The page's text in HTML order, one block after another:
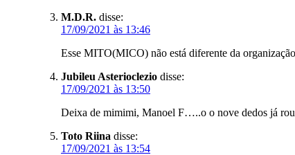
M.D.R. disse:
17/09/2021 às 13:46
Esse MITO(MICO) não está diferente da
Jubileu Asterioclezio disse:
17/09/2021 às 13:50
Deixa de mimimi, Manoel F…..o o nove dedos já
Toto Riina disse:
17/09/2021 às 13:54